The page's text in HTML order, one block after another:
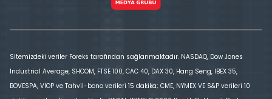
Sitemizdeki veriler Foreks tarafından sağlanmaktadır. NASDAQ, Dow Jones
Industrial Average, SHCOM, FTSE 100, CAC 40, DAX 30, Hang Seng, IBEX 35,
BOVESPA, VİOP ve Tahvil-bono verileri 15 dakika; CME, NYMEX VE S&P verileri 10